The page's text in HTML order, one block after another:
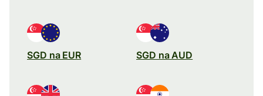
SGD na EUR SGD na AUD